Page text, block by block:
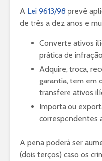
A Lei 9613/98 prevê
de três a dez anos e
Converte ativos
prática de
Adquire, troca,
garantia, tem em
transfere ativos
Importa ou
correspondentes
A pena poderá ser
(dois terços) caso os